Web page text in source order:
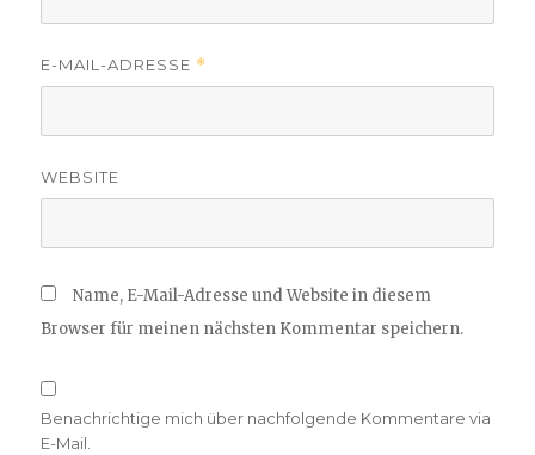
E-MAIL-ADRESSE *
WEBSITE
Name, E-Mail-Adresse und Website in diesem
Browser für meinen nächsten Kommentar speichern.
Benachrichtige mich über nachfolgende Kommentare via
E-Mail.